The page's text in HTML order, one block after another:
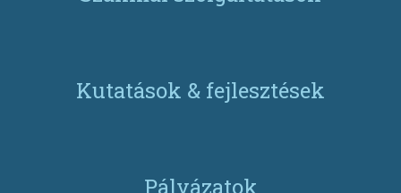
Kutatások & fejlesztések
Pályázatok